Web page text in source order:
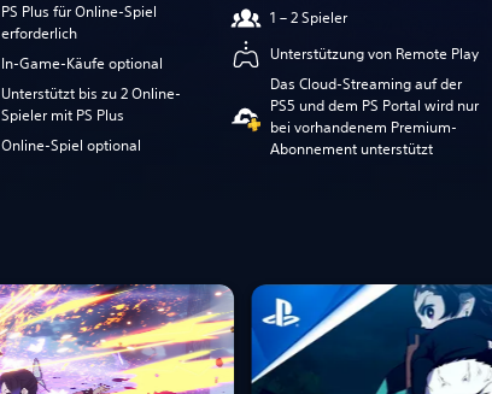
PS Plus für Online-Spiel
erforderlich
In-Game-Käufe optional
Unterstützt bis zu 2 Online-
Spieler mit PS Plus
Online-Spiel optional
1 – 2 Spieler
Unterstützung von Remote Play
Das Cloud-Streaming auf der
PS5 und dem PS Portal wird nur
bei vorhandenem Premium-
Abonnement unterstützt